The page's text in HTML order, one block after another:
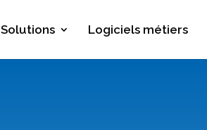
Solutions Logiciels métiers